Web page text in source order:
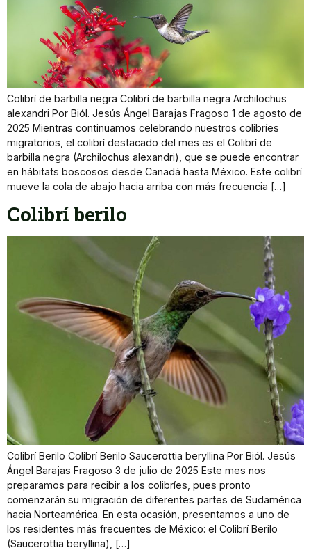
Colibrí de barbilla negra Colibrí de barbilla negra Archilochus
alexandri Por Biól. Jesús Ángel Barajas Fragoso 1 de agosto de
2025 Mientras continuamos celebrando nuestros colibríes
migratorios, el colibrí destacado del mes es el Colibrí de
barbilla negra (Archilochus alexandri), que se puede encontrar
en hábitats boscosos desde Canadá hasta México. Este colibrí
mueve la cola de abajo hacia arriba con más frecuencia […]
Colibrí berilo
Colibrí Berilo Colibrí Berilo Saucerottia beryllina Por Biól. Jesús
Ángel Barajas Fragoso 3 de julio de 2025 Este mes nos
preparamos para recibir a los colibríes, pues pronto
comenzarán su migración de diferentes partes de Sudamérica
hacia Norteamérica. En esta ocasión, presentamos a uno de
los residentes más frecuentes de México: el Colibrí Berilo
(Saucerottia beryllina), […]